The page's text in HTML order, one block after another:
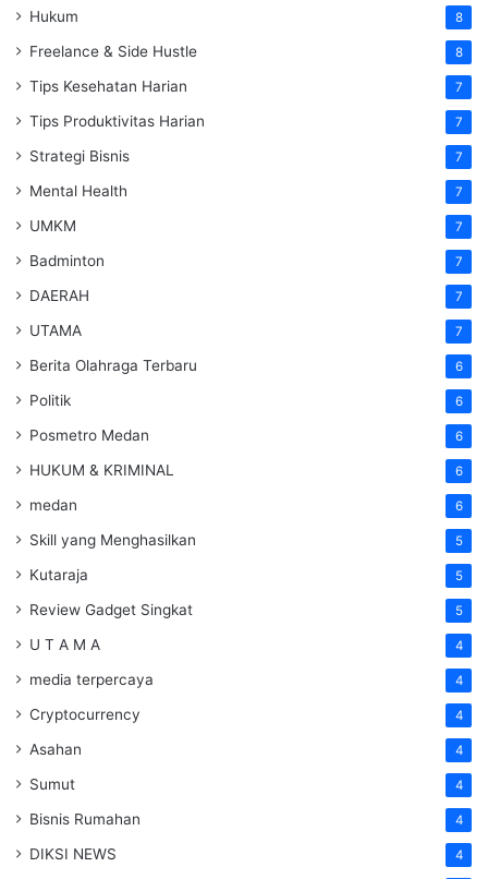
Hukum 8
Freelance & Side Hustle 8
Tips Kesehatan Harian 7
Tips Produktivitas Harian 7
Strategi Bisnis 7
Mental Health 7
UMKM 7
Badminton 7
DAERAH 7
UTAMA 7
Berita Olahraga Terbaru 6
Politik 6
Posmetro Medan 6
HUKUM & KRIMINAL 6
medan 6
Skill yang Menghasilkan 5
Kutaraja 5
Review Gadget Singkat 5
U T A M A 4
media terpercaya 4
Cryptocurrency 4
Asahan 4
Sumut 4
Bisnis Rumahan 4
DIKSI NEWS 4